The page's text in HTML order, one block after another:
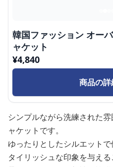
韓国ファッション オー
ャケット
¥4,840
商品の
シンプルながら洗練された
ャケットです。
ゆったりとしたシルエット
タイリッシュな印象を与える